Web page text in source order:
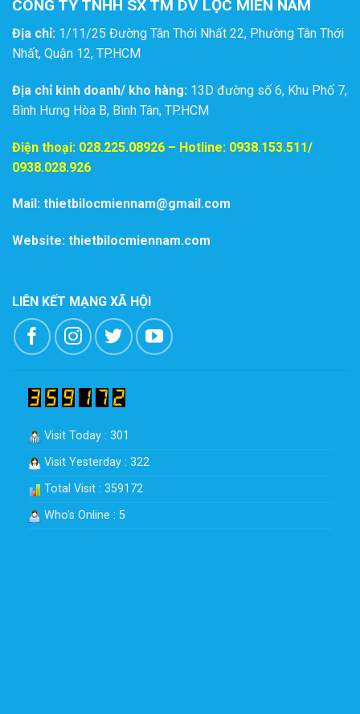
CÔNG TY TNHH SX TM DV LỌC MIỀN NAM
Địa chỉ: 1/11/25 Đường Tân Thới Nhất 22, Phường Tân Thới
Nhất, Quận 12, TP.HCM
Địa chỉ kinh doanh/ kho hàng: 13D đường số 6, Khu Phố 7,
Bình Hưng Hòa B, Bình Tân, TP.HCM
Điện thoại: 028.225.08926 – Hotline: 0938.153.511/
0938.028.926
Mail: thietbilocmiennam@gmail.com
Website: thietbilocmiennam.com
LIÊN KẾT MẠNG XÃ HỘI
Visit Today : 301
Visit Yesterday : 322
Total Visit : 359172
Who's Online : 5